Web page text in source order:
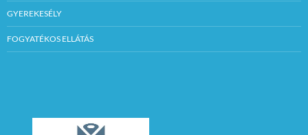
GYEREKESÉLY
FOGYATÉKOS ELLÁTÁS